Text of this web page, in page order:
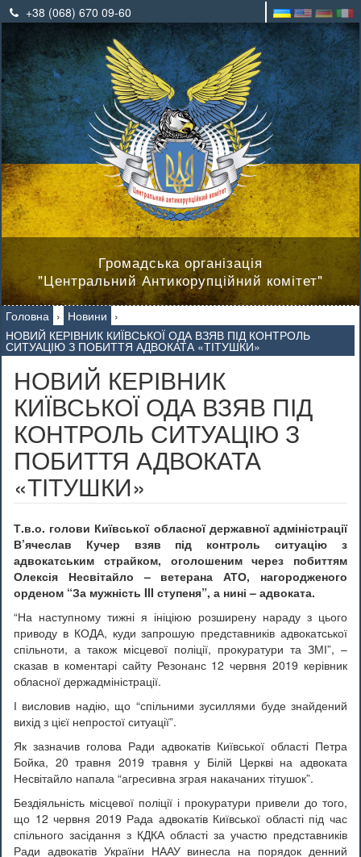
+38 (068) 670 09-60
Громадська організація
"Центральний Антикорупційний комітет"
Головна › Новини ›
НОВИЙ КЕРІВНИК КИЇВСЬКОЇ ОДА ВЗЯВ ПІД КОНТРОЛЬ
СИТУАЦІЮ З ПОБИТТЯ АДВОКАТА «ТІТУШКИ»
НОВИЙ КЕРІВНИК
КИЇВСЬКОЇ ОДА ВЗЯВ ПІД
КОНТРОЛЬ СИТУАЦІЮ З
ПОБИТТЯ АДВОКАТА
«ТІТУШКИ»
Т.в.о. голови Київської обласної державної адміністрації
В’ячеслав Кучер взяв під контроль ситуацію з
адвокатським страйком, оголошеним через побиттям
Олексія Несвітайло – ветерана АТО, нагородженого
орденом “За мужність III ступеня”, а нині – адвоката.
“На наступному тижні я ініціюю розширену нараду з цього
приводу в КОДА, куди запрошую представників адвокатської
спільноти, а також місцевої поліції, прокуратури та ЗМІ”, –
сказав в коментарі сайту Резонанс 12 червня 2019 керівник
обласної держадміністрації.
І висловив надію, що “спільними зусиллями буде знайдений
вихід з цієї непростої ситуації”.
Як зазначив голова Ради адвокатів Київської області Петра
Бойка, 20 травня 2019 травня у Білій Церкві на адвоката
Несвітайло напала “агресивна зграя накачаних тітушок”.
Бездіяльність місцевої поліції і прокуратури привели до того,
що 12 червня 2019 Рада адвокатів Київської області під час
спільного засідання з КДКА області за участю представників
Ради адвокатів України НААУ винесла на порядок денний